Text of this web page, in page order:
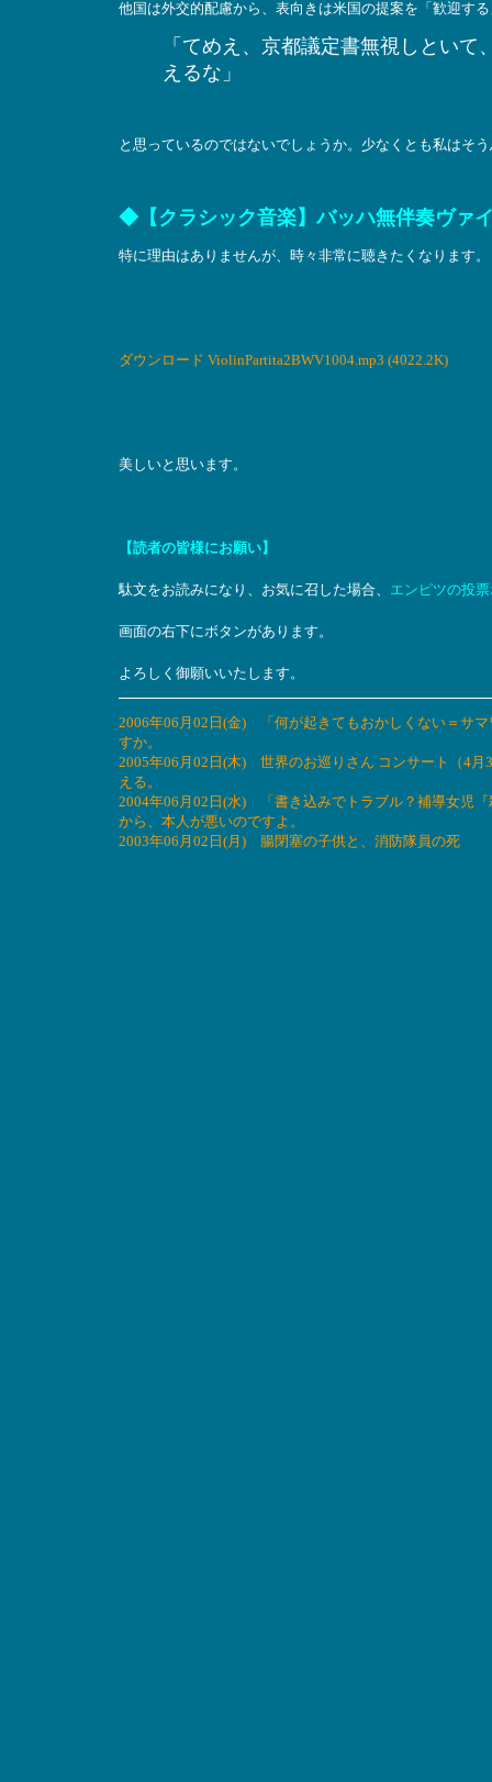
他国は外交的配慮から、表向きは米国の提案を「歓迎す
「てめえ、京都議定書無視しとい
えるな」
と思っているのではないでしょうか。少なくとも私はそ
◆【クラシック音楽】バッハ無伴奏ヴァ
特に理由はありませんが、時々非常に聴きたくなります。
ダウンロード ViolinPartita2BWV1004.mp3 (4022.2K)
美しいと思います。
【読者の皆様にお願い】
駄文をお読みになり、お気に召した場合、 エンピツの投
画面の右下にボタンがあります。
よろしく御願いいたします。
2006年06月02日(金) 「何が起きてもおかしくない＝サ
すか。
2005年06月02日(木) 世界のお巡りさん コンサート（4
える。
2004年06月02日(水) 「書き込みでトラブル？補導女児
から、本人が悪いのですよ。
2003年06月02日(月) 腸閉塞の子供と、消防隊員の死